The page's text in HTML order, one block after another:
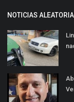
NOTICIAS